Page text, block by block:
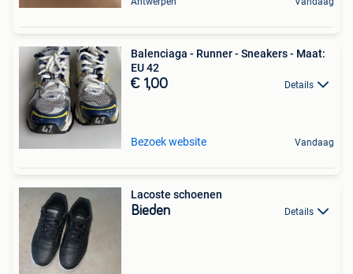
Balenciaga - Runner - Sneakers - Maat:
EU 42
€ 1,00 Details
Bezoek website Vandaag
Lacoste schoenen
Bieden Details